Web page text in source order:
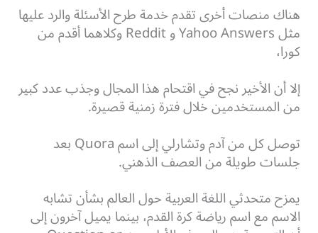
هناك منصات أخرى تقدم خدمة طرح الأسئلة والرد عليها
مثل Yahoo Answers و Redditوكلاهما أقدم من
كورا،
إلا أن الأخير نجح في اقتحام هذا المجال وجذب عدد كبير
من المستخدمين خلال فترة زمنية قصيرة.
توصل كل من آدم وتشارلي إلى اسم Quora بعد
جلسات طويلة من العصف الذهني.
يمزح متحدثي اللغة العربية حول العالم بشأن تشابه
الاسم مع اسم رياضة كرة القدم، بينما يميل آخرون إلى